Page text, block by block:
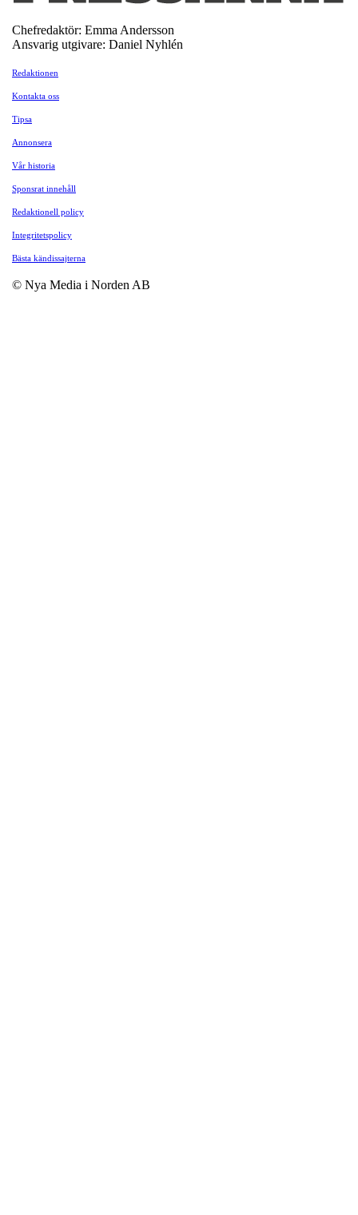
Chefredaktör: Emma Andersson
Ansvarig utgivare: Daniel Nyhlén
Redaktionen
Kontakta oss
Tipsa
Annonsera
Vår historia
Sponsrat innehåll
Redaktionell policy
Integritetspolicy
Bästa kändissajterna
© Nya Media i Norden AB